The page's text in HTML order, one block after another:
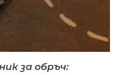
за обръч: